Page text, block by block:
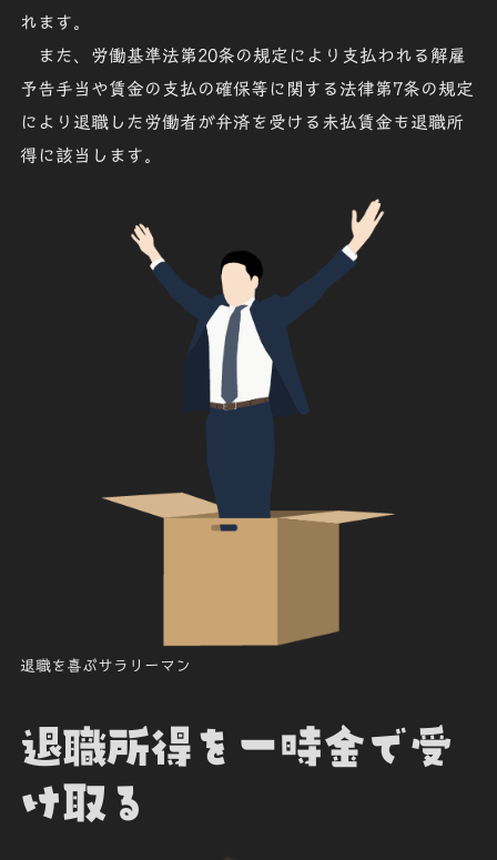
れます。
また、労働基準法第20条の規定により支払われる解雇
予告手当や賃金の支払の確保等に関する法律第7条の規定
により退職した労働者が弁済を受ける未払賃金も退職所
得に該当します。
退職を喜ぶサラリーマン
退職所得を一時金で受
け取る